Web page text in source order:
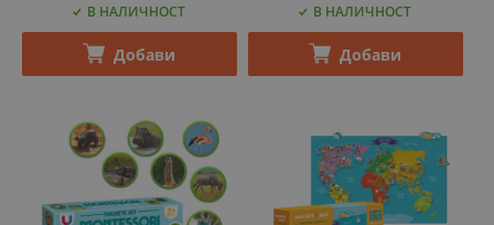
В НАЛИЧНОСТ
Добави
В НАЛИЧНОСТ
Добави